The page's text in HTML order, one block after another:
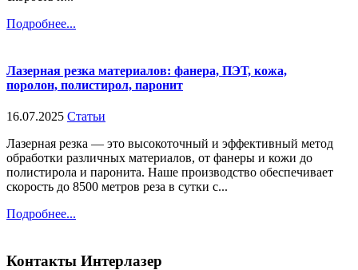
Подробнее...
Лазерная резка материалов: фанера, ПЭТ, кожа,
поролон, полистирол, паронит
16.07.2025 Статьи
Лазерная резка — это высокоточный и эффективный метод
обработки различных материалов, от фанеры и кожи до
полистирола и паронита. Наше производство обеспечивает
скорость до 8500 метров реза в сутки с...
Подробнее...
Контакты Интерлазер